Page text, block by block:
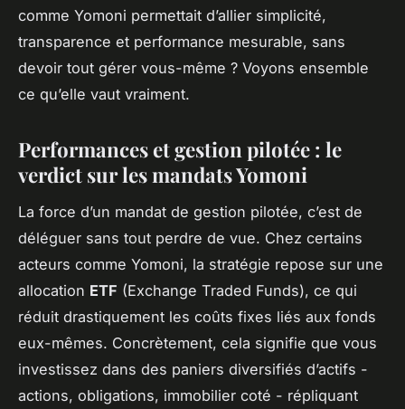
comme Yomoni permettait d’allier simplicité,
transparence et performance mesurable, sans
devoir tout gérer vous-même ? Voyons ensemble
ce qu’elle vaut vraiment.
Performances et gestion pilotée : le
verdict sur les mandats Yomoni
La force d’un mandat de gestion pilotée, c’est de
déléguer sans tout perdre de vue. Chez certains
acteurs comme Yomoni, la stratégie repose sur une
allocation ETF (Exchange Traded Funds), ce qui
réduit drastiquement les coûts fixes liés aux fonds
eux-mêmes. Concrètement, cela signifie que vous
investissez dans des paniers diversifiés d’actifs -
actions, obligations, immobilier coté - répliquant